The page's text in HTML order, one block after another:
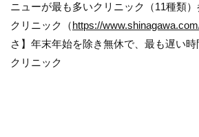
ニューが最も多いクリニック（11種類
クリニック（https://
さ】年末年始を除き無休で、最も遅い
クリニック